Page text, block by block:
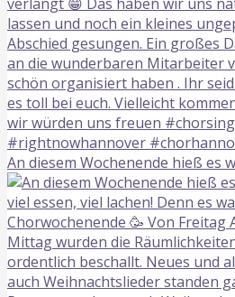
An diesem Wochenende hieß es